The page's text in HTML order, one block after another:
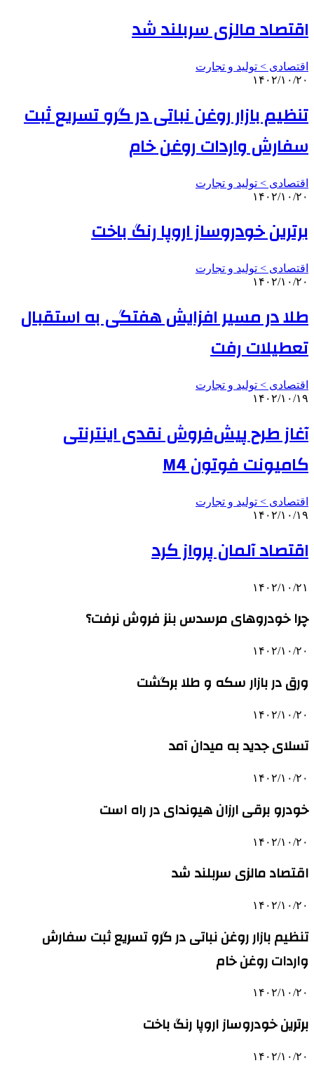
اقتصاد مالزی سربلند شد
اقتصادی > تولید و تجارت
۱۴۰۲/۱۰/۲۰
تنظیم بازار روغن نباتی در گرو تسریع ثبت
سفارش واردات روغن خام
اقتصادی > تولید و تجارت
۱۴۰۲/۱۰/۲۰
برترین خودروساز اروپا رنگ باخت
اقتصادی > تولید و تجارت
۱۴۰۲/۱۰/۲۰
طلا در مسیر افزایش هفتگی به استقبال
تعطیلات رفت
اقتصادی > تولید و تجارت
۱۴۰۲/۱۰/۱۹
آغاز طرح پیش‌فروش نقدی اینترنتی
کامیونت فوتون M4
اقتصادی > تولید و تجارت
۱۴۰۲/۱۰/۱۹
اقتصاد آلمان پرواز کرد
۱۴۰۲/۱۰/۲۱
چرا خودروهای مرسدس بنز فروش نرفت؟
۱۴۰۲/۱۰/۲۰
ورق در بازار سکه و طلا برگشت
۱۴۰۲/۱۰/۲۰
تسلای جدید به میدان آمد
۱۴۰۲/۱۰/۲۰
خودرو برقی ارزان هیوندای در راه است
۱۴۰۲/۱۰/۲۰
اقتصاد مالزی سربلند شد
۱۴۰۲/۱۰/۲۰
تنظیم بازار روغن نباتی در گرو تسریع ثبت سفارش
واردات روغن خام
۱۴۰۲/۱۰/۲۰
برترین خودروساز اروپا رنگ باخت
۱۴۰۲/۱۰/۲۰